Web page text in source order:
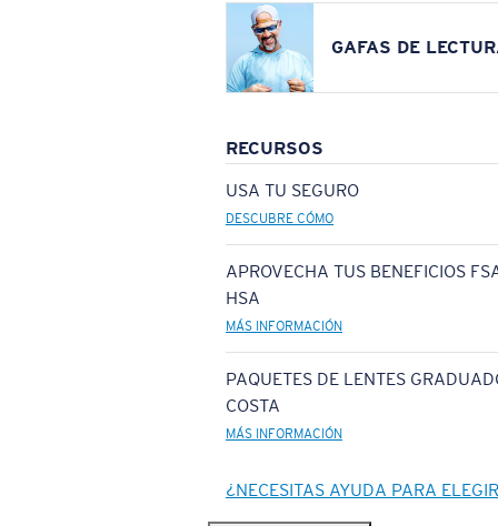
GAFAS DE
RECURSOS
USA TU SEGURO
DESCUBRE CÓMO
APROVECHA TUS BENEFICIOS
HSA
MÁS INFORMACIÓN
PAQUETES DE LENTES
COSTA
MÁS INFORMACIÓN
¿NECESITAS AYUDA PARA